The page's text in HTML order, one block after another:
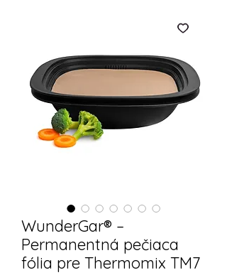
WunderGar® –
Permanentná pečiaca
fólia pre Thermomix TM7